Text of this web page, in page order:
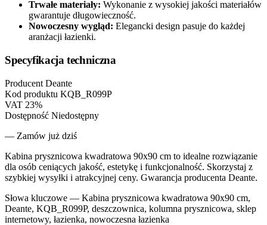
Trwałe materiały: Wykonanie z wysokiej jakości materiałów
gwarantuje długowieczność.
Nowoczesny wygląd: Elegancki design pasuje do każdej
aranżacji łazienki.
Specyfikacja techniczna
Producent Deante
Kod produktu KQB_R099P
VAT 23%
Dostępność Niedostępny
— Zamów już dziś
Kabina prysznicowa kwadratowa 90x90 cm to idealne rozwiązanie
dla osób ceniących jakość, estetykę i funkcjonalność. Skorzystaj z
szybkiej wysyłki i atrakcyjnej ceny. Gwarancja producenta Deante.
Słowa kluczowe — Kabina prysznicowa kwadratowa 90x90 cm,
Deante, KQB_R099P, deszczownica, kolumna prysznicowa, sklep
internetowy, łazienka, nowoczesna łazienka